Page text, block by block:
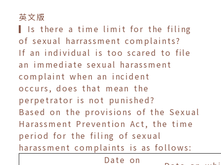
英文版
▎Is there a time limit for the filing
of sexual harrassment complaints?
If an individual is too scared to file
an immediate sexual harassment
complaint when an incident
occurs, does that mean the
perpetrator is not punished?
Based on the provisions of the Sexual
Harassment Prevention Act, the time
period for the filing of sexual
harassment complaints is as follows:
Date on